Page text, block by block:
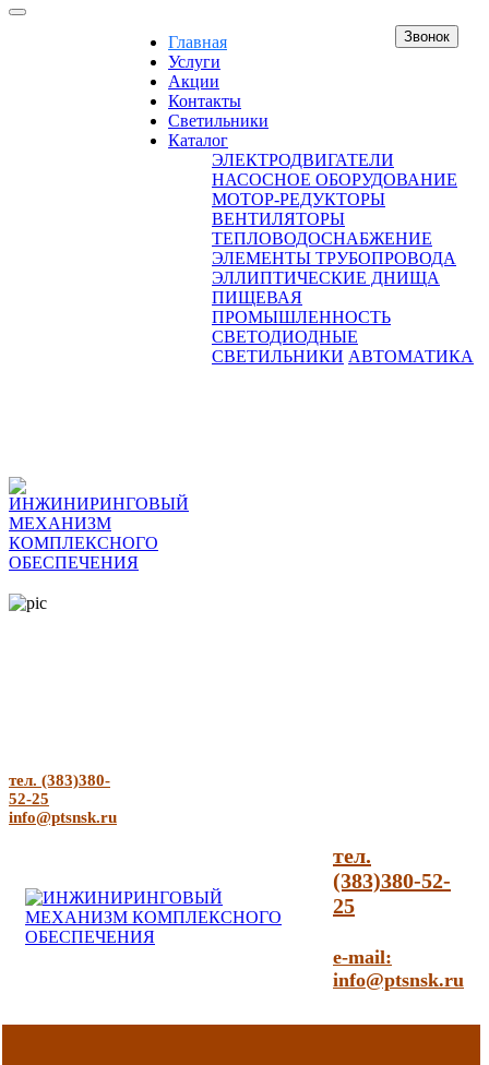
Главная
Услуги
Акции
Контакты
Светильники
Каталог
ЭЛЕКТРОДВИГАТЕЛИ
НАСОСНОЕ ОБОРУДОВАНИЕ
МОТОР-РЕДУКТОРЫ
ВЕНТИЛЯТОРЫ
ТЕПЛОВОДОСНАБЖЕНИЕ
ЭЛЕМЕНТЫ ТРУБОПРОВОДА
ЭЛЛИПТИЧЕСКИЕ ДНИЩА
ПИЩЕВАЯ
ПРОМЫШЛЕННОСТЬ
СВЕТОДИОДНЫЕ
СВЕТИЛЬНИКИ АВТОМАТИКА
Звонок
тел. (383)380-
52-25
info@ptsnsk.ru
тел.
(383)380-52-
25
e-mail:
info@ptsnsk.ru